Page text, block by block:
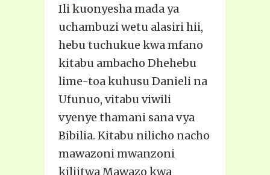
Ili kuonyesha mada ya
uchambuzi wetu alasiri hii,
hebu tuchukue kwa mfano
kitabu ambacho Dhehebu
lime-toa kuhusu Danieli na
Ufunuo, vitabu viwili
vyenye thamani sana vya
Bibilia. Kitabu nilicho nacho
mawazoni mwanzoni
kiliitwa Mawazo kwa